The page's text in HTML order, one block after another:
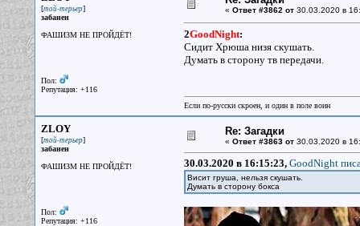
[той-терьер]
забанен
ФАШИЗМ НЕ ПРОЙДЁТ!
Пол:
Репутация: +116
« Ответ #3862 от30.03.2020 в
2GoodNight:
Сидит Хрюша низя скушать.
Думать в сторону тв передачи.
Если по-русски скроен, и один в поле воин
ZLOY
[той-терьер]
забанен
ФАШИЗМ НЕ ПРОЙДЁТ!
Пол:
Репутация: +116
Re: Загадки
« Ответ #3863 от30.03.2020 в
30.03.2020 в 16:15:23, GoodNight
Висит груша, нельзя скушать.
Думать в сторону бокса